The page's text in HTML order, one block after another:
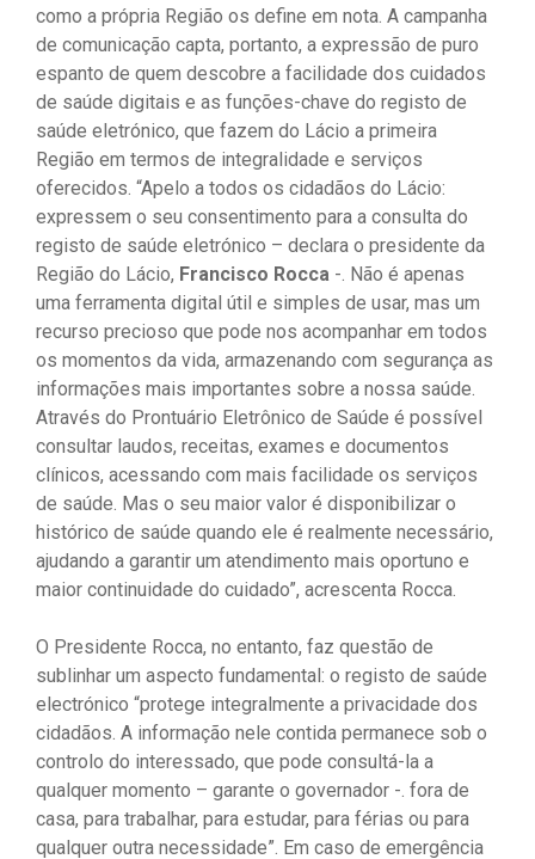
como a própria Região os define em nota. A campanha
de comunicação capta, portanto, a expressão de puro
espanto de quem descobre a facilidade dos cuidados
de saúde digitais e as funções-chave do registo de
saúde eletrónico, que fazem do Lácio a primeira
Região em termos de integralidade e serviços
oferecidos. “Apelo a todos os cidadãos do Lácio:
expressem o seu consentimento para a consulta do
registo de saúde eletrónico – declara o presidente da
Região do Lácio, Francisco Rocca -. Não é apenas
uma ferramenta digital útil e simples de usar, mas um
recurso precioso que pode nos acompanhar em todos
os momentos da vida, armazenando com segurança as
informações mais importantes sobre a nossa saúde.
Através do Prontuário Eletrônico de Saúde é possível
consultar laudos, receitas, exames e documentos
clínicos, acessando com mais facilidade os serviços
de saúde. Mas o seu maior valor é disponibilizar o
histórico de saúde quando ele é realmente necessário,
ajudando a garantir um atendimento mais oportuno e
maior continuidade do cuidado”, acrescenta Rocca.
O Presidente Rocca, no entanto, faz questão de
sublinhar um aspecto fundamental: o registo de saúde
electrónico “protege integralmente a privacidade dos
cidadãos. A informação nele contida permanece sob o
controlo do interessado, que pode consultá-la a
qualquer momento – garante o governador -. fora de
casa, para trabalhar, para estudar, para férias ou para
qualquer outra necessidade”. Em caso de emergência